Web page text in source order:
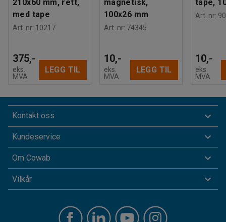
210x60 mm, rett,
med tape
Art. nr: 10217
375,-
eks.
MVA
LEGG TIL
magnetisk,
100x26 mm
Art. nr: 74345
10,-
eks.
MVA
LEGG TIL
tape,
Art. nr:
10,-
eks.
MVA
Kontakt oss
Kundeservice
Om Cowab
Vilkår